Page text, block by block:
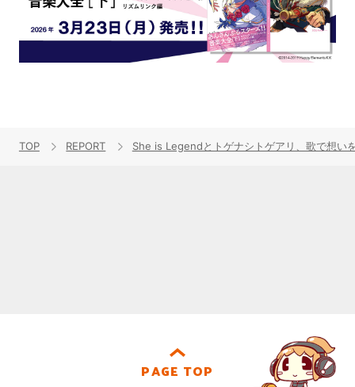
TOP REPORT She is Legendとトゲナシトゲアリ、歌で想い
PAGE TOP